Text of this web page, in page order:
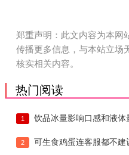
郑重声明：此文内容为本网
传播更多信息，与本站立场
核实相关内容。
热门阅读
1 饮品冰量影响口感和液体
2 可生食鸡蛋连客服都不